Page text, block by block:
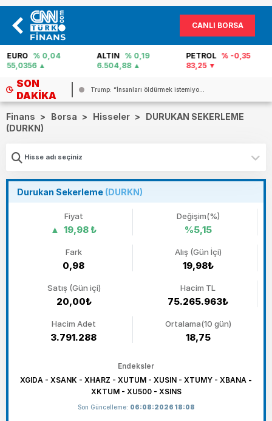
CANLI BORSA
EURO
% 0,04
55,0356
ALTIN
% 0,19
6.504,88
PETROL % -0,35
83,25
SON
DAKIKA
Trump: “İnsanları öldürmek istemiyo...
Finans > Borsa > Hisseler >
DURUKAN SEKERLEME
(DURKN)
Durukan Sekerleme (DURKN)
Fiyat
19,98 ₺
Değişim(%)
%5,15
Fark
0,98
Alış (Gün İçi)
19,98₺
Satış (Gün içi)
20,00₺
Hacim TL
75.265.963₺
Hacim Adet
3.791.288
Ortalama(10 gün)
18,75
Endeksler
XGIDA - XSANK - XHARZ - XUTUM - XUSIN - XTUMY - XBANA -
XKTUM - XU500 - XSINS
Son Güncelleme: 06:08:2026 18:08